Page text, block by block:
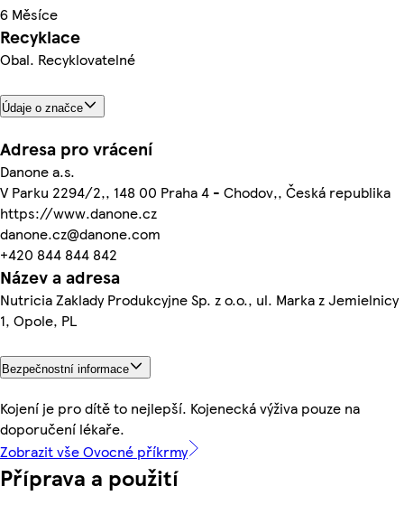
6 Měsíce
Recyklace
Obal. Recyklovatelné
Údaje o značce
Adresa pro vrácení
Danone a.s.
V Parku 2294/2,, 148 00 Praha 4 - Chodov,, Česká republika
https://www.danone.cz
danone.cz@danone.com
+420 844 844 842
Název a adresa
Nutricia Zaklady Produkcyjne Sp. z o.o., ul. Marka z Jemielnicy
1, Opole, PL
Bezpečnostní informace
Kojení je pro dítě to nejlepší. Kojenecká výživa pouze na
doporučení lékaře.
Zobrazit vše Ovocné příkrmy
Příprava a použití